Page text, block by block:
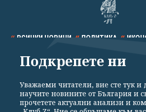
ВСИЧКИ НОВИНИ ПОЛИТИКА
СПОРТ КУЛТУРА ТЕХНОЛОГИИ
Подкрепете ни
Уважаеми читатели, вие сте тук и
научите новините от България и
прочетете актуални анализи и